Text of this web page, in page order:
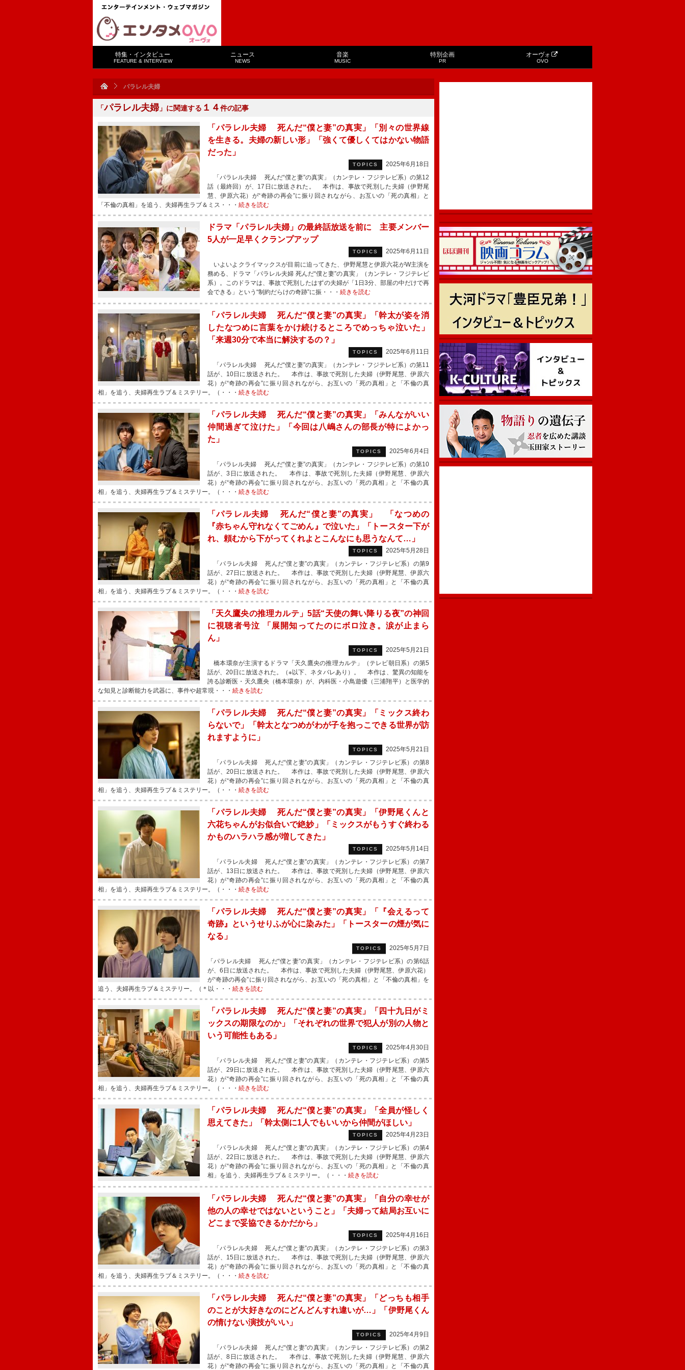
特集・インタビュー
FEATURE & INTERVIEW
ニュース
NEWS
音楽
MUSIC
特別企画
PR
オーヴォ
OVO
パラレル夫婦
「パラレル夫婦 」に関連する １４件の記事
「パラレル夫婦 死んだ“僕と妻”の真実」「別々の世界線
を生きる。夫婦の新しい形」「強くて優しくてはかない物語
だった」
TOPICS
2025年6月18日
「パラレル夫婦 死んだ“僕と妻”の真実」（カンテレ・フジテレビ系）の第12
話（最終回）が、17日に放送された。 本作は、事故で死別した夫婦（伊野尾
慧、伊原六花）が“奇跡の再会”に振り回されながら、お互いの「死の真相」と
「不倫の真相」を追う、夫婦再生ラブ＆ミス・・・ 続きを読む
ドラマ「パラレル夫婦」の最終話放送を前に 主要メンバー
5人が一足早くクランプアップ
TOPICS
2025年6月11日
いよいよクライマックスが目前に迫ってきた、伊野尾慧と伊原六花がW主演を
務める、ドラマ「パラレル夫婦 死んだ“僕と妻”の真実」（カンテレ・フジテレビ
系）。このドラマは、事故で死別したはずの夫婦が「1日3分、部屋の中だけで再
会できる」という“制約だらけの奇跡”に振・・・ 続きを読む
「パラレル夫婦 死んだ“僕と妻”の真実」「幹太が姿を消
したなつめに言葉をかけ続けるところでめっちゃ泣いた」
「来週30分で本当に解決するの？」
TOPICS
2025年6月11日
「パラレル夫婦 死んだ“僕と妻”の真実」（カンテレ・フジテレビ系）の第11
話が、10日に放送された。 本作は、事故で死別した夫婦（伊野尾慧、伊原六
花）が“奇跡の再会”に振り回されながら、お互いの「死の真相」と「不倫の真
相」を追う、夫婦再生ラブ＆ミステリー。（・・・ 続きを読む
「パラレル夫婦 死んだ“僕と妻”の真実」「みんながいい
仲間過ぎて泣けた」「今回は八嶋さんの部長が特によかっ
た」
TOPICS
2025年6月4日
「パラレル夫婦 死んだ“僕と妻”の真実」（カンテレ・フジテレビ系）の第10
話が、3日に放送された。 本作は、事故で死別した夫婦（伊野尾慧、伊原六
花）が“奇跡の再会”に振り回されながら、お互いの「死の真相」と「不倫の真
相」を追う、夫婦再生ラブ＆ミステリー。（・・・ 続きを読む
「パラレル夫婦 死んだ“僕と妻”の真実」 「なつめの
『赤ちゃん守れなくてごめん』で泣いた」「トースター下が
れ、頼むから下がってくれよとこんなにも思うなんて…」
TOPICS
2025年5月28日
「パラレル夫婦 死んだ“僕と妻”の真実」（カンテレ・フジテレビ系）の第9
話が、27日に放送された。 本作は、事故で死別した夫婦（伊野尾慧、伊原六
花）が“奇跡の再会”に振り回されながら、お互いの「死の真相」と「不倫の真
相」を追う、夫婦再生ラブ＆ミステリー。（・・・ 続きを読む
「天久鷹央の推理カルテ」5話“天使の舞い降りる夜”の神回
に視聴者号泣 「展開知ってたのにボロ泣き。涙が止まら
ん」
TOPICS
2025年5月21日
橋本環奈が主演するドラマ「天久鷹央の推理カルテ」（テレビ朝日系）の第5
話が、20日に放送された。（※以下、ネタバレあり）。 本作は、驚異の知能を
誇る診断医・天久鷹央（橋本環奈）が、内科医・小鳥遊優（三浦翔平）と医学的
な知見と診断能力を武器に、事件や超常現・・・ 続きを読む
「パラレル夫婦 死んだ“僕と妻”の真実」「ミックス終わ
らないで」「幹太となつめがわが子を抱っこできる世界が訪
れますように」
TOPICS
2025年5月21日
「パラレル夫婦 死んだ“僕と妻”の真実」（カンテレ・フジテレビ系）の第8
話が、20日に放送された。 本作は、事故で死別した夫婦（伊野尾慧、伊原六
花）が“奇跡の再会”に振り回されながら、お互いの「死の真相」と「不倫の真
相」を追う、夫婦再生ラブ＆ミステリー。（・・・ 続きを読む
「パラレル夫婦 死んだ“僕と妻”の真実」「伊野尾くんと
六花ちゃんがお似合いで絶妙」「ミックスがもうすぐ終わる
かものハラハラ感が増してきた」
TOPICS
2025年5月14日
「パラレル夫婦 死んだ“僕と妻”の真実」（カンテレ・フジテレビ系）の第7
話が、13日に放送された。 本作は、事故で死別した夫婦（伊野尾慧、伊原六
花）が“奇跡の再会”に振り回されながら、お互いの「死の真相」と「不倫の真
相」を追う、夫婦再生ラブ＆ミステリー。（・・・ 続きを読む
「パラレル夫婦 死んだ“僕と妻”の真実」「『会えるって
奇跡』というせりふが心に染みた」「トースターの煙が気に
なる」
TOPICS
2025年5月7日
「パラレル夫婦 死んだ“僕と妻”の真実」（カンテレ・フジテレビ系）の第6話
が、6日に放送された。 本作は、事故で死別した夫婦（伊野尾慧、伊原六花）
が“奇跡の再会”に振り回されながら、お互いの「死の真相」と「不倫の真相」を
追う、夫婦再生ラブ＆ミステリー。（＊以・・・ 続きを読む
「パラレル夫婦 死んだ“僕と妻”の真実」「四十九日がミ
ックスの期限なのか」「それぞれの世界で犯人が別の人物と
いう可能性もある」
TOPICS
2025年4月30日
「パラレル夫婦 死んだ“僕と妻”の真実」（カンテレ・フジテレビ系）の第5
話が、29日に放送された。 本作は、事故で死別した夫婦（伊野尾慧、伊原六
花）が“奇跡の再会”に振り回されながら、お互いの「死の真相」と「不倫の真
相」を追う、夫婦再生ラブ＆ミステリー。（・・・ 続きを読む
「パラレル夫婦 死んだ“僕と妻”の真実」「全員が怪しく
思えてきた」「幹太側に1人でもいいから仲間がほしい」
TOPICS
2025年4月23日
「パラレル夫婦 死んだ“僕と妻”の真実」（カンテレ・フジテレビ系）の第4
話が、22日に放送された。 本作は、事故で死別した夫婦（伊野尾慧、伊原六
花）が“奇跡の再会”に振り回されながら、お互いの「死の真相」と「不倫の真
相」を追う、夫婦再生ラブ＆ミステリー。（・・・ 続きを読む
「パラレル夫婦 死んだ“僕と妻”の真実」「自分の幸せが
他の人の幸せではないということ」「夫婦って結局お互いに
どこまで妥協できるかだから」
TOPICS
2025年4月16日
「パラレル夫婦 死んだ“僕と妻”の真実」（カンテレ・フジテレビ系）の第3
話が、15日に放送された。 本作は、事故で死別した夫婦（伊野尾慧、伊原六
花）が“奇跡の再会”に振り回されながら、お互いの「死の真相」と「不倫の真
相」を追う、夫婦再生ラブ＆ミステリー。（・・・ 続きを読む
「パラレル夫婦 死んだ“僕と妻”の真実」「どっちも相手
のことが大好きなのにどんどんすれ違いが…」「伊野尾くん
の情けない演技がいい」
TOPICS
2025年4月9日
「パラレル夫婦 死んだ“僕と妻”の真実」（カンテレ・フジテレビ系）の第2
話が、8日に放送された。 本作は、事故で死別した夫婦（伊野尾慧、伊原六
花）が“奇跡の再会”に振り回されながら、お互いの「死の真相」と「不倫の真